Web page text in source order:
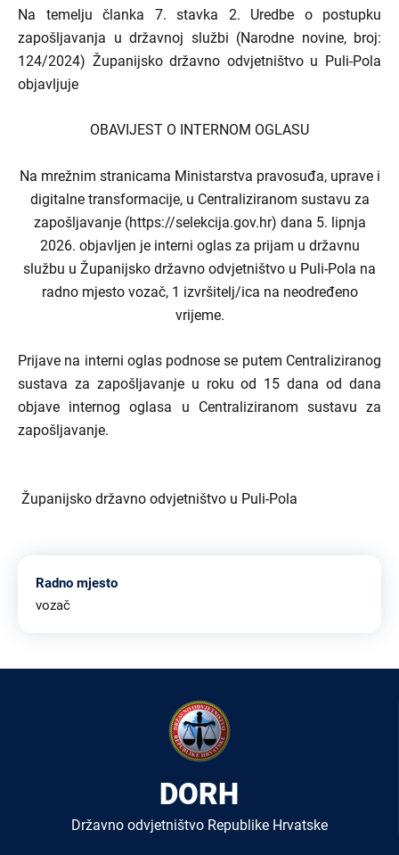
Na temelju članka 7. stavka 2. Uredbe o postupku
zapošljavanja u državnoj službi (Narodne novine, broj:
124/2024) Županijsko državno odvjetništvo u Puli-Pola
objavljuje
OBAVIJEST O INTERNOM OGLASU
Na mrežnim stranicama Ministarstva pravosuđa, uprave i
digitalne transformacije, u Centraliziranom sustavu za
zapošljavanje (https://selekcija.gov.hr) dana 5. lipnja
2026. objavljen je interni oglas za prijam u državnu
službu u Županijsko državno odvjetništvo u Puli-Pola na
radno mjesto vozač, 1 izvršitelj/ica na neodređeno
vrijeme.
Prijave na interni oglas podnose se putem Centraliziranog
sustava za zapošljavanje u roku od 15 dana od dana
objave internog oglasa u Centraliziranom sustavu za
zapošljavanje.
Županijsko državno odvjetništvo u Puli-Pola
Radno mjesto
vozač
DORH
Državno odvjetništvo Republike Hrvatske